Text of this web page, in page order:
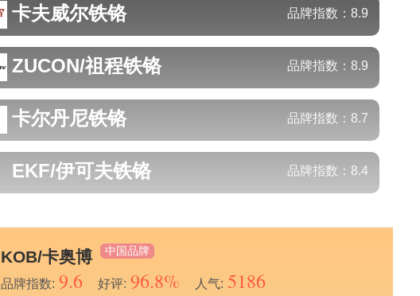
卡夫威尔铁铬 品牌指数： 8.9
ZUCON/祖程铁铬 品牌指数： 8.9
卡尔丹尼铁铬 品牌指数： 8.7
EKF/伊可夫铁铬 品牌指数： 8.4
KOB/卡奥博 中国品牌
品牌指数: 9.6 好评: 96.8% 人气: 5186